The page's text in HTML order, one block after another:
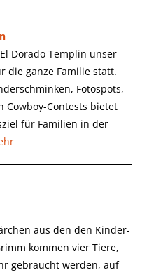
Dorado Templin unser
die ganze Familie statt.
Fotospots,
Cowboy-Contests bietet
für Familien in der
aus den den Kinder-
kommen vier Tiere,
gebraucht werden, auf